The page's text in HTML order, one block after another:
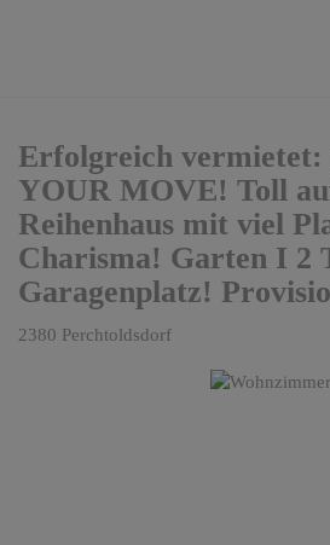
Erfolgreich
YOUR MOVE! Toll
Reihenhaus mit viel
Charisma! Garten I 2
Garagenplatz!
2380 Perchtoldsdorf